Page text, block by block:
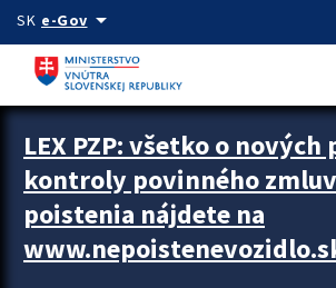
Preskocit na hlavný obsah
SK e-Govarrow_drop_down
Zastavit automatický posun upútavok
LEX PZP: všetko o
kontroly povinného
poistenia nájdete na